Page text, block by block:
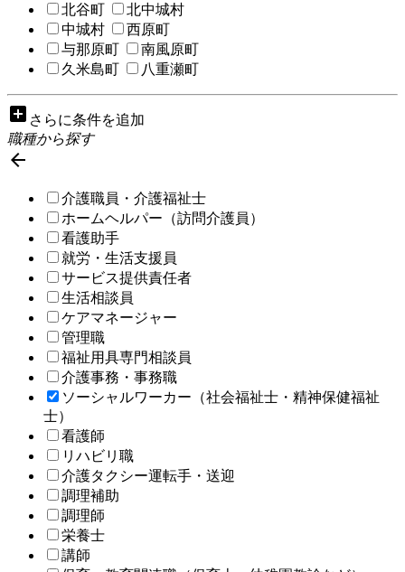
北谷町
北中城村
中城村
西原町
与那原町
南風原町
久米島町
八重瀬町
add_box さらに条件を追加
職種から探す

介護職員・介護福祉士
ホームヘルパー（訪問介護員）
看護助手
就労・生活支援員
サービス提供責任者
生活相談員
ケアマネージャー
管理職
福祉用具専門相談員
介護事務・事務職
ソーシャルワーカー（社会福祉士・精神保健福祉
士）
看護師
リハビリ職
介護タクシー運転手・送迎
調理補助
調理師
栄養士
講師